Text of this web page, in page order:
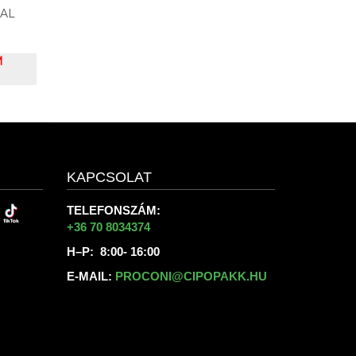
KAPCSOLAT
TELEFONSZÁM:
+36 70 8034374
H–P: 8:00- 16:00
E-MAIL: PROCONI@CIPOPAKK.HU